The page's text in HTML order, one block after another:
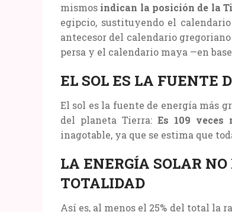
mismos indican la posición de la
egipcio, sustituyendo el
antecesor del calendario
persa y el calendario maya —en
EL SOL ES LA FUENTE
El sol es la fuente de energía más
del planeta Tierra:Es 109 veces
inagotable, ya que se estima que
LA ENERGÍA SOLAR
TOTALIDAD
Así es, al menos el 25% del total la